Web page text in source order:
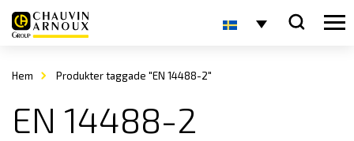
Hem Produkter taggade "EN 14488-2"
EN 14488-2